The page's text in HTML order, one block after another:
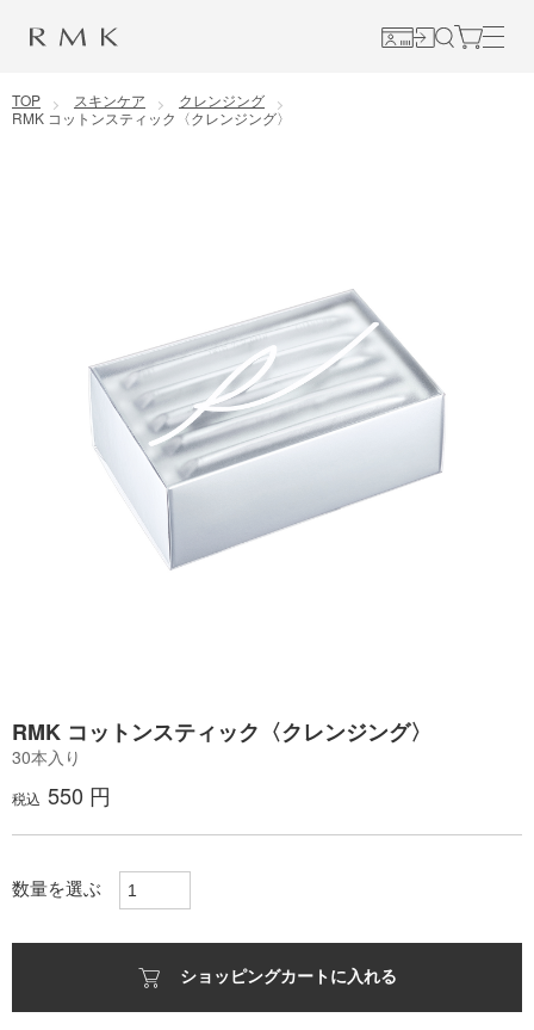
コンテンツに移動
TOP スキンケア
クレンジング
RMK コットンスティック〈クレンジング〉
RMK コットンスティック〈クレンジング〉
30本入り
税込 550 円
数量を選ぶ
ショッピングカートに入れる